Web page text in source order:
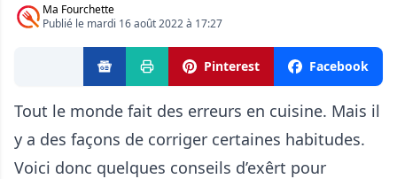
Ma Fourchette
Publié le mardi 16 août 2022 à 17:27
Pinterest Facebook
Tout le monde fait des erreurs en cuisine. Mais il
y a des façons de corriger certaines habitudes.
Voici donc quelques conseils d’exêrt pour